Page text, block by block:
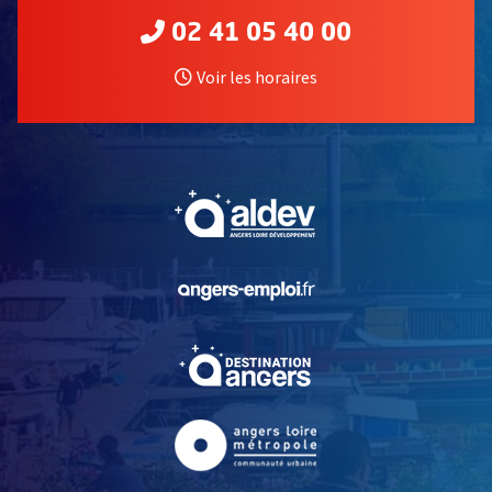
02 41 05 40 00
Voir les horaires
, Ouvre une nouvelle
, Ouvre une nouvelle